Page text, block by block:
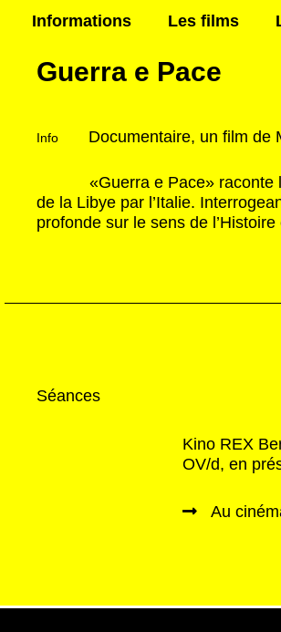
Informations Les films
Guerra e Pace
Info Documentaire, un film de
«Guerra e Pace» raconte
de la Libye par l’Italie.
profonde sur le sens de
Séances
Kino REX
OV/d, en
Au